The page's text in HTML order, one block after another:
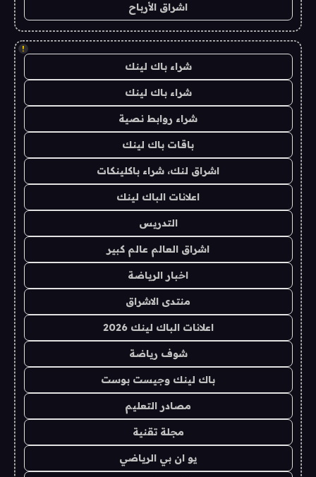
اشراق الأرباح
!
شراء باك لينك
شراء باك لينك
شراء روابط نصية
باقات باك لينك
اشراق لنك، شراء باكلينكات
اعلانات الباك لينك
التدريس
اشراق العالم عالم كبير
اخبار الرياضة
منتدى الاشراق
اعلانات الباك لينك 2026
شوف رياضة
باك لينك وجيست بوست
مصادر التعليم
مجلة تقنية
يو ان بي الرياضي